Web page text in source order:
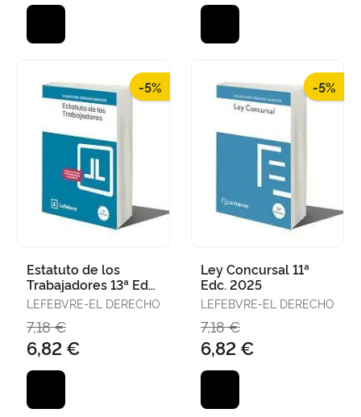
-5%
Estatuto de los
Trabajadores 13ª Edc.
2025
LEFEBVRE-EL DERECHO
7,18 €
6,82 €
-5%
Ley Concursal 11ª
Edc. 2025
LEFEBVRE-EL DERECHO
7,18 €
6,82 €